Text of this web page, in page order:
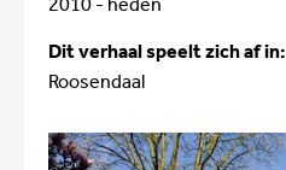
Dit verhaal speelt zich af in:
Roosendaal